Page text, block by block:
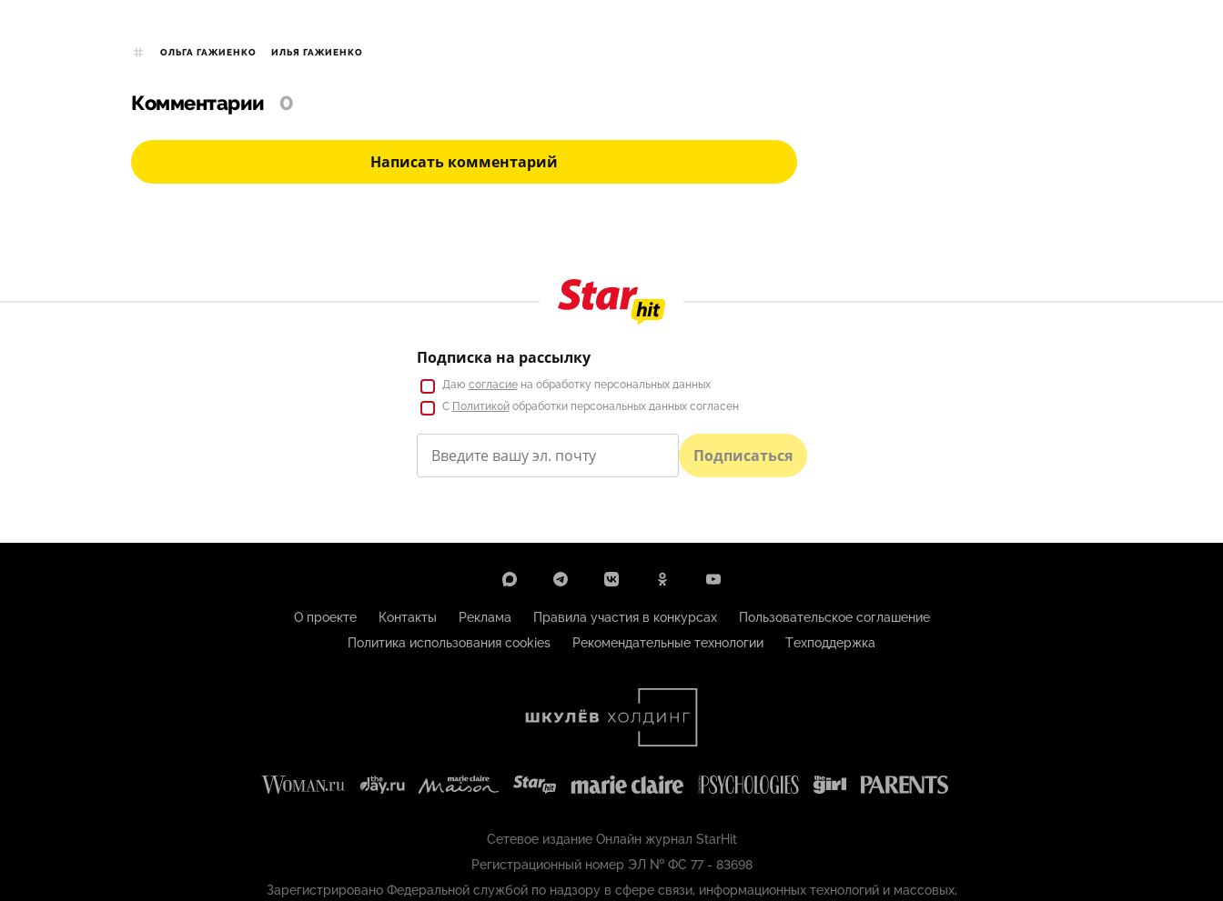
ОЛЬГА ГАЖИЕНКО ИЛЬЯ ГАЖИЕНКО
Комментарии 0
Написать комментарий
Подписка на рассылку
Даю согласиена обработку персональных данных
С Политикойобработки персональных данных согласен
Подписаться
О проекте Контакты Реклама Правила участия в конкурсах
Пользовательское соглашение
Политика использования cookies
Рекомендательные технологии Техподдержка
Сетевое издание Онлайн журнал StarHit
Регистрационный номер ЭЛ № ФС 77 - 83698
Зарегистрировано Федеральной службой по надзору в сфере связи, информационных технологий и массовых,